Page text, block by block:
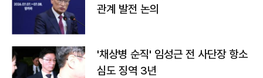
관계 발전 논의
'채상병 순직' 임성근 전 사단장 항소
심도 징역 3년